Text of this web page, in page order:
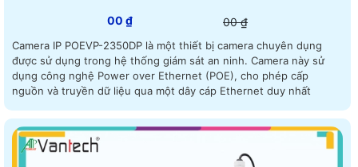
00 ₫ 00 ₫
Camera IP POEVP-2350DP là một thiết bị camera chuyên dụng
được sử dụng trong hệ thống giám sát an ninh. Camera này sử
dụng công nghệ Power over Ethernet (POE), cho phép cấp
nguồn và truyền dữ liệu qua một dây cáp Ethernet duy nhất